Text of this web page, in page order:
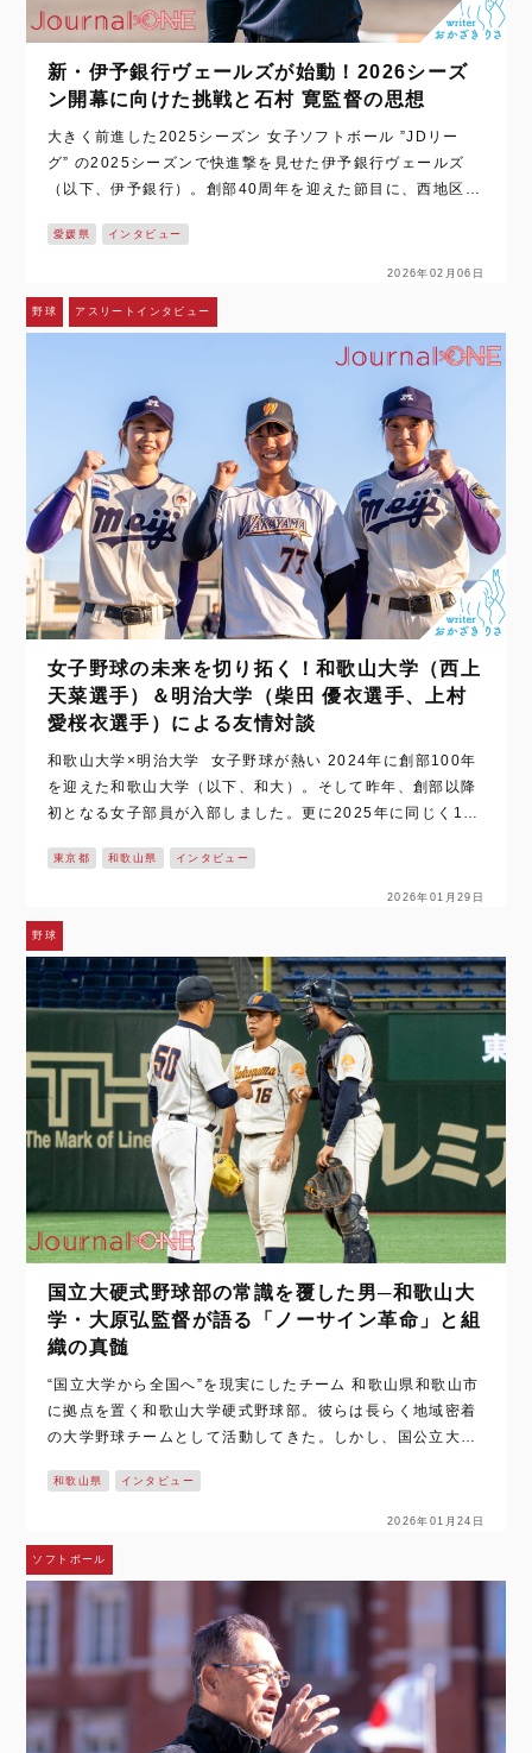
新・伊予銀行ヴェールズが始動！2026シーズ
ン開幕に向けた挑戦と石村 寛監督の思想
大きく前進した2025シーズン 女子ソフトボール ”JDリー
グ” の2025シーズンで快進撃を見せた伊予銀行ヴェールズ
（以下、伊予銀行）。創部40周年を迎えた節目に、西地区3
ー…
愛媛県 インタビュー
2026年02月06日
野球 アスリートインタビュー
女子野球の未来を切り拓く！和歌山大学（西上
天菜選手）＆明治大学（柴田 優衣選手、上村
愛桜衣選手）による友情対談
和歌山大学×明治大学 女子野球が熱い 2024年に創部100年
を迎えた和歌山大学（以下、和大）。そして昨年、創部以降
初となる女子部員が入部しました。更に2025年に同じく100
京六大学ですが202…
東京都 和歌山県 インタビュー
2026年01月29日
野球
国立大硬式野球部の常識を覆した男─和歌山大
学・大原弘監督が語る「ノーサイン革命」と組
織の真髄
“国立大学から全国へ”を現実にしたチーム 和歌山県和歌山市
に拠点を置く和歌山大学硬式野球部。彼らは長らく地域密着
の大学野球チームとして活動してきた。しかし、国公立大学
い。それゆえに、全国の強豪私立大学…
和歌山県 インタビュー
2026年01月24日
ソフトボール